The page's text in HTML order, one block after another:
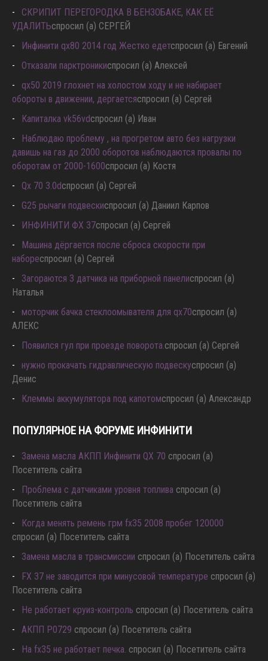
СКРИПИТ ПЕРЕГОРОДКА В БЕНЗОБАКЕ, КАК ЕЁ
УДАЛИТЬспросил (а) СЕРГЕЙ
Инфинити qx80 2014 год Жестко едетспросил (а) Евгений
Отказали парктроникиспросил (а) Алексей
qx50 2019 глохнет на холостом ходу и не набирает
обороты в движении, дергаетсяспросил (а) Сергей
Капиталка vk56vdспросил (а) Иван
Наблюдаю проблему , на прогретом авто без нагрузки
давишь на газ до 2000 оборотов наблюдаются провалы по
оборотам от 2000-1600спросил (а) Костя
Qx 70 3.0dспросил (а) Сергей
G25 рычаги подвескиспросил (а) Даниил Карпов
ИНФИНИТИ ФХ 37спросил (а) Сергей
Машина дёргается после сброса скорости при
набореспросил (а) Сергей
Загораются 3 датчика на приборной панелиспросил (а)
Наталья
моторчик бачка стеклоомывателя для qx70спросил (а)
АЛЕКС
Появился гул при проезде поворота.спросил (а) Сергей
нужно прокачать гидравлическую подвескуспросил (а)
Денис
Клеммы аккумулятора под капотомспросил (а) Александр
ПОПУЛЯРНОЕ НА ФОРУМЕ ИНФИНИТИ
Замена масла АКПП Инфинити QX 70 спросил (а)
Посетитель сайта
Проблема с датчиками уровня топлива спросил (а)
Посетитель сайта
Когда менять ремень грм fx35 2008 пробег 120000
спросил (а) Посетитель сайта
Замена масла в трансмиссии спросил (а) Посетитель сайта
FX 37 не заводится при минусовой температуре спросил (а)
Посетитель сайта
Не работает круиз-контроль спросил (а) Посетитель сайта
АКПП P0729 спросил (а) Посетитель сайта
Hа fx35 не работает печка. спросил (а) Посетитель сайта